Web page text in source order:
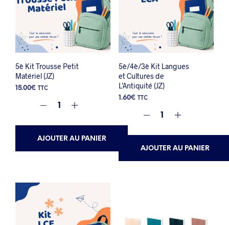
5è Kit Trousse Petit
Matériel (JZ)
15.00€ TTC
AJOUTER AU PANIER
5è/4è/3è Kit Langues
et Cultures de
L’Antiquité (JZ)
1.60€ TTC
AJOUTER AU PANIER